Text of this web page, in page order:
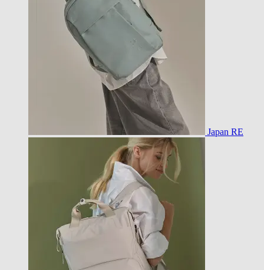
Japan RE